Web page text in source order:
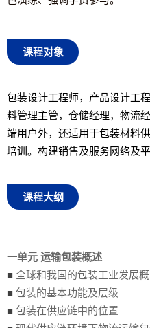
课程对象
包装设计工程师，产品设计工
料管理主管，仓储经理，物流
端用户外，还适用于包装材料
培训。构建销售及服务网络及平
课程大纲
一单元 运输包装概述
■ 全球和我国的包装工业发展
■ 包装的基本功能及层级
■ 包装在供应链中的位置